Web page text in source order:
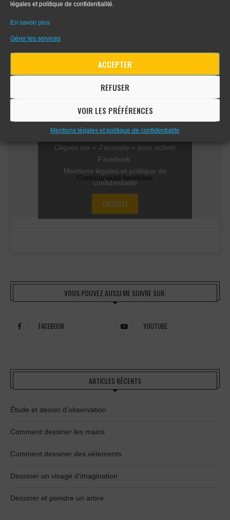
légales et politique de confidentialité.
En savoir plus
Gérer les services
ACCEPTER
REFUSER
VOIR LES PRÉFÉRENCES
Mentions légales et politique de confidentialité
- Apprendre le digital painting
COMMUNAUTÉ FACEBOOK
Communauté facebook
Cliquez sur « J’accepte » pour activer
Facebook
Mentions légales et politique de
confidentialité
J’ACCEPTE
VOUS POUVEZ AUSSI ME SUIVRE SUR:
FACEBOOK YOUTUBE
ARTICLES RÉCENTS
Étude et dessin d’observation
Comment dessiner les mains
Comment dessiner des vêtements
Dessiner un visage d’imagination
Dessiner et peindre un arbre